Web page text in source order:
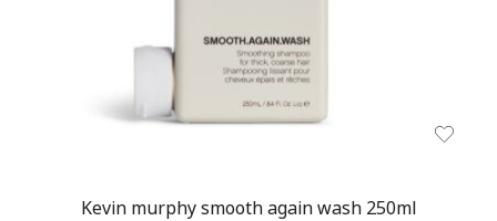
Kevin murphy smooth again wash 250ml